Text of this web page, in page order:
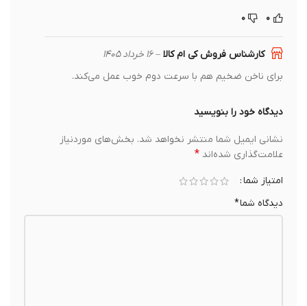
کارشناس فروش کی ام کالا– ۱۶ خرداد ۱۴۰۵
برای ناخن ضخیم هم با سرعت دوم خوب عمل می‌کند.
دیدگاه خود را بنویسید
نشانی ایمیل شما منتشر نخواهد شد. بخش‌های موردنیاز
علامت‌گذاری شده‌اند*
امتیاز شما
دیدگاه شما*